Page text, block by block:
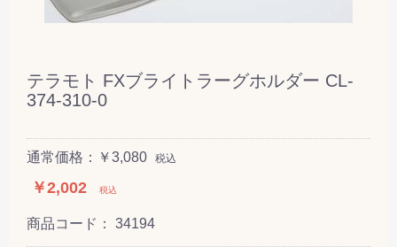
テラモト FXブライトラーグホルダー CL-
374-310-0
通常価格：￥3,080 税込
￥2,002 税込
商品コード： 34194